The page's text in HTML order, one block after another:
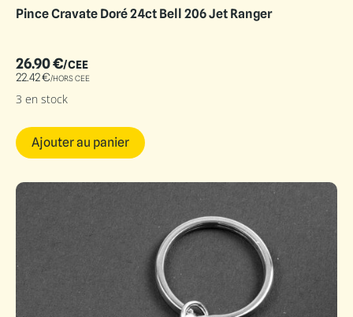
Pince Cravate Doré 24ct Bell 206 Jet Ranger
26.90€/CEE
22.42€/HORS CEE
3 en stock
Ajouter au panier